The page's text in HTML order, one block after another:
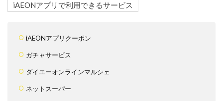
iAEONアプリで利用できるサービス
iAEONアプリクーポン
ガチャサービス
ダイエーオンラインマルシェ
ネットスーパー